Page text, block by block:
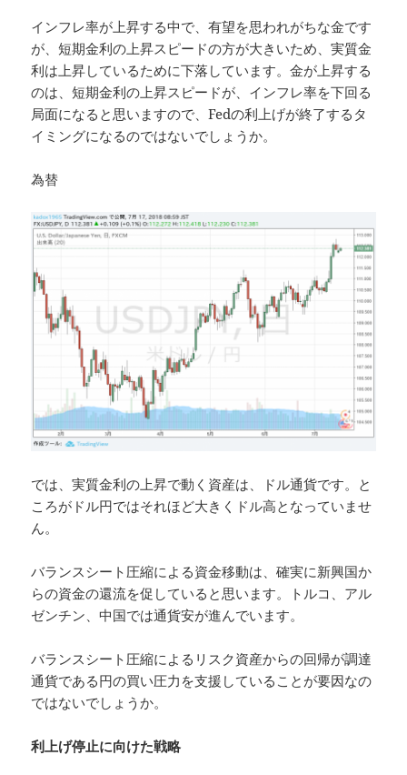
インフレ率が上昇する中で、有望を思われがちな金です
が、短期金利の上昇スピードの方が大きいため、実質金
利は上昇しているために下落しています。金が上昇する
のは、短期金利の上昇スピードが、インフレ率を下回る
局面になると思いますので、Fedの利上げが終了するタ
イミングになるのではないでしょうか。
為替
では、実質金利の上昇で動く資産は、ドル通貨です。と
ころがドル円ではそれほど大きくドル高となっていませ
ん。
バランスシート圧縮による資金移動は、確実に新興国か
らの資金の還流を促していると思います。トルコ、アル
ゼンチン、中国では通貨安が進んでいます。
バランスシート圧縮によるリスク資産からの回帰が調達
通貨である円の買い圧力を支援していることが要因なの
ではないでしょうか。
利上げ停止に向けた戦略